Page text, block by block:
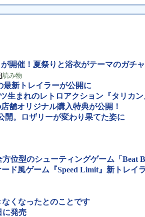
開催！夏祭りと浴衣がテーマのガチ
読み物
最新トレイラーが公開に
まれのレトロアクション『タリカ
舗オリジナル購入特典が公開！
開。ロザリーが変わり果てた姿に
位型のシューティングゲーム「Beat
ド風ゲーム『Speed Limit』新トレイ
くなったとのことです
に発売